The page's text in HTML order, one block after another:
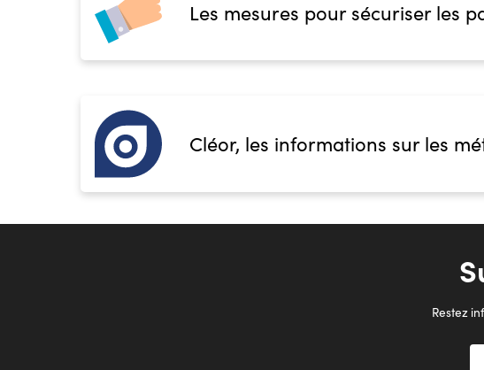
Les mesures pour sécuriser les
Cléor, les informations sur les
Restez